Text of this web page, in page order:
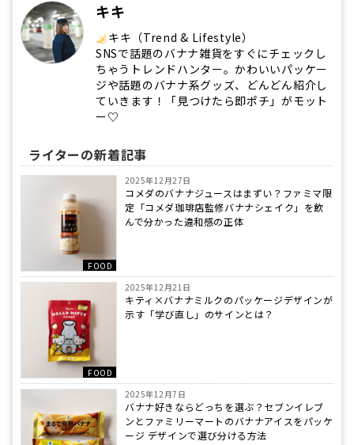
キキ
キキ（Trend & Lifestyle）
SNSで話題のバナナ雑貨をすぐにチェックし
ちゃうトレンドハンター。かわいいパッケー
ジや話題のバナナ系グッズ、どんどん紹介し
ていきます！「見つけたら即ポチ」がモット
ー♡
ライターの新着記事
FOOD
2025年12月27日
コメダのバナナジュースはまずい？ファミマ限
定「コメダ珈琲店監修バナナシェイク」を飲
んで分かった違和感の正体
FOOD
2025年12月21日
キティ×バナナミルクのパッケージデザインが
示す「学び直し」のサインとは？
2025年12月7日
バナナ好きならどっちを選ぶ？セブンイレブ
ンとファミリーマートのバナナアイスをパッケ
ージ デザインで選び分ける方法